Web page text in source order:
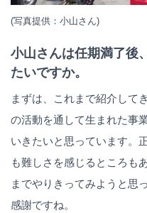
(写真提供：小山さん)
小山さんは任期満了後
たいですか。
まずは、これまで紹介して
の活動を通して生まれた事
いきたいと思っています。
も難しさを感じるところも
までやりきってみようと思
感謝ですね。